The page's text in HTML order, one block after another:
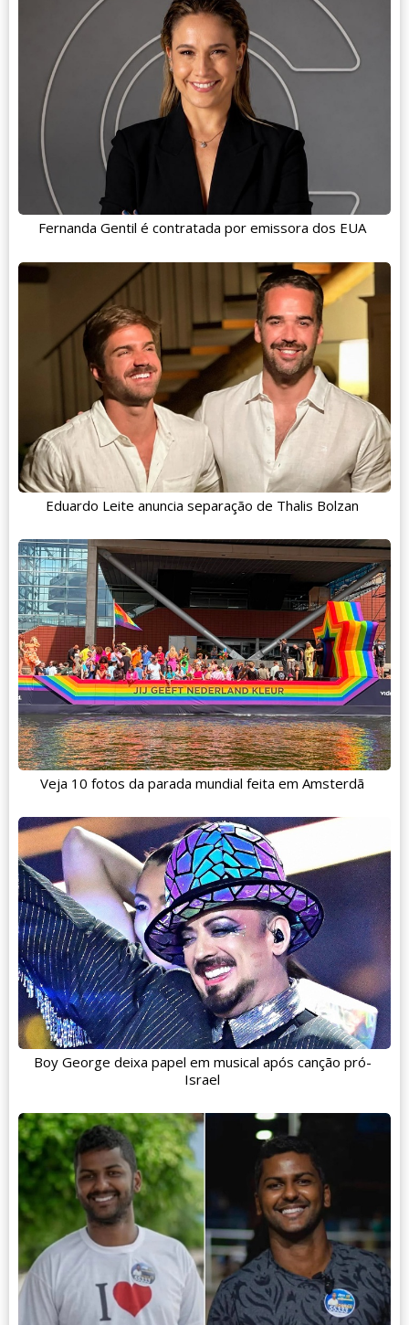
Fernanda Gentil é contratada por emissora dos EUA
Eduardo Leite anuncia separação de Thalis Bolzan
Veja 10 fotos da parada mundial feita em Amsterdã
Boy George deixa papel em musical após canção pró-
Israel